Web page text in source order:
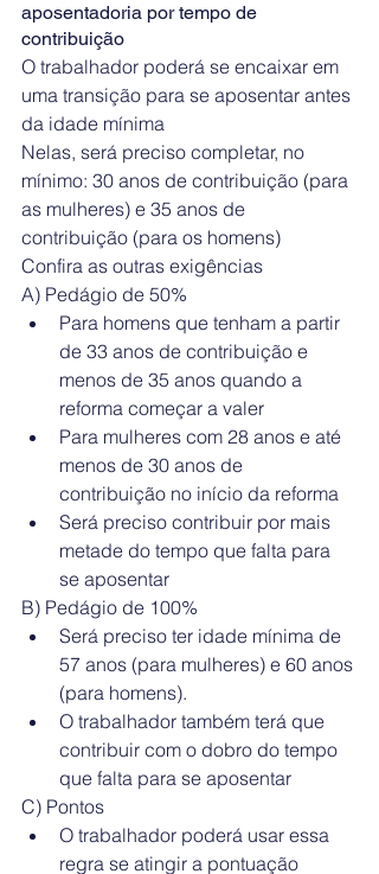
aposentadoria por tempo de
contribuição
O trabalhador poderá se encaixar em
uma transição para se aposentar antes
da idade mínima
Nelas, será preciso completar, no
mínimo: 30 anos de contribuição (para
as mulheres) e 35 anos de
contribuição (para os homens)
Confira as outras exigências
A) Pedágio de 50%
Para homens que tenham a partir
de 33 anos de contribuição e
menos de 35 anos quando a
reforma começar a valer
Para mulheres com 28 anos e até
menos de 30 anos de
contribuição no início da reforma
Será preciso contribuir por mais
metade do tempo que falta para
se aposentar
​B) Pedágio de 100%
Será preciso ter idade mínima de
57 anos (para mulheres) e 60 anos
(para homens).
O trabalhador também terá que
contribuir com o dobro do tempo
que falta para se aposentar
C) Pontos
O trabalhador poderá usar essa
regra se atingir a pontuação